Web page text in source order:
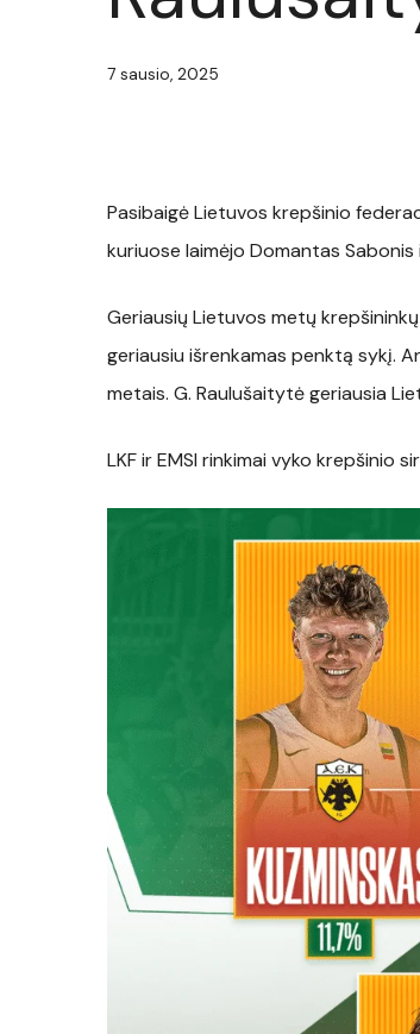
7 sausio, 2025
Pasibaigė Lietuvos krepšinio
kuriuose laimėjo Domantas
Geriausių Lietuvos metų
geriausiu išrenkamas penktą sykį.
metais. G. Raulušaitytė geriausia
LKF ir EMSI rinkimai vyko krepšinio